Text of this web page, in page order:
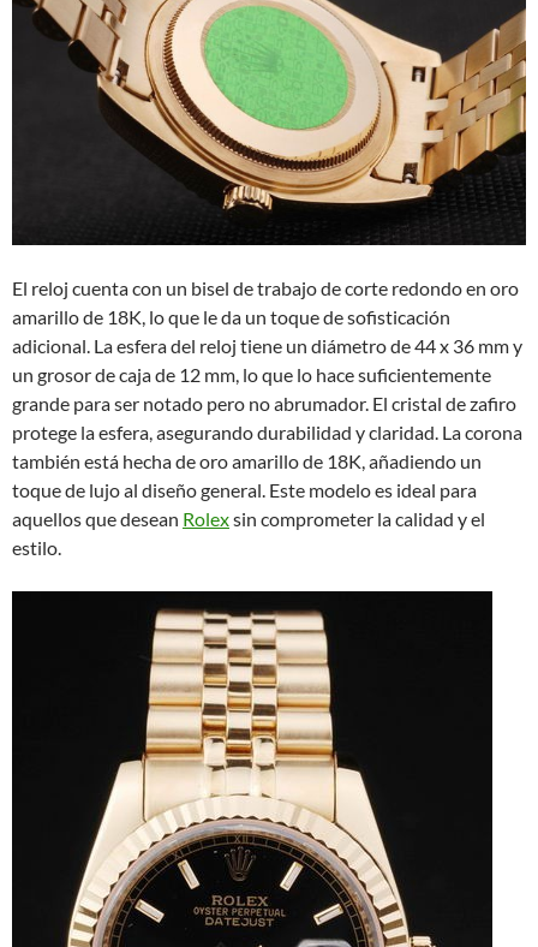
El reloj cuenta con un bisel de trabajo de corte redondo en oro
amarillo de 18K, lo que le da un toque de sofisticación
adicional. La esfera del reloj tiene un diámetro de 44 x 36 mm y
un grosor de caja de 12 mm, lo que lo hace suficientemente
grande para ser notado pero no abrumador. El cristal de zafiro
protege la esfera, asegurando durabilidad y claridad. La corona
también está hecha de oro amarillo de 18K, añadiendo un
toque de lujo al diseño general. Este modelo es ideal para
aquellos que desean Rolexsin comprometer la calidad y el
estilo.